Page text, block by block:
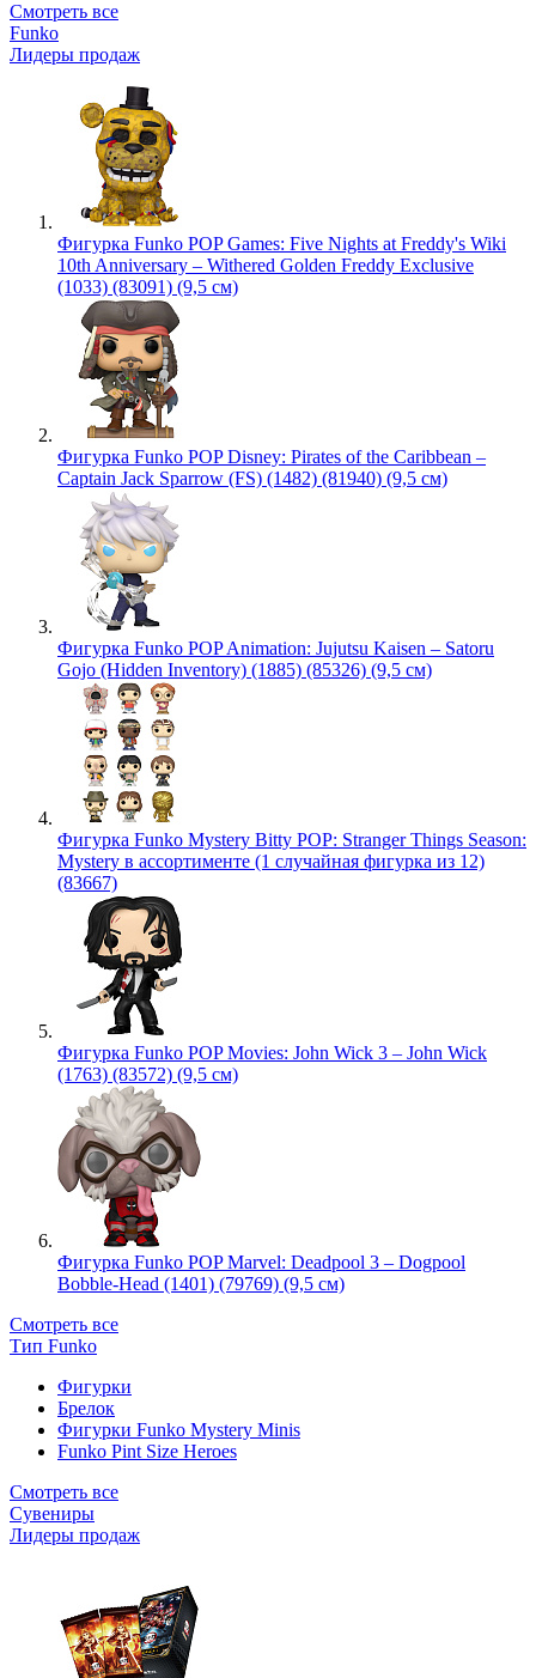
Смотреть все
Funko
Лидеры продаж
Фигурка Funko POP Games: Five Nights at Freddy's Wiki
10th Anniversary – Withered Golden Freddy Exclusive
(1033) (83091) (9,5 см)
Фигурка Funko POP Disney: Pirates of the Caribbean –
Captain Jack Sparrow (FS) (1482) (81940) (9,5 см)
Фигурка Funko POP Animation: Jujutsu Kaisen – Satoru
Gojo (Hidden Inventory) (1885) (85326) (9,5 см)
Фигурка Funko Mystery Bitty POP: Stranger Things Season:
Mystery в ассортименте (1 случайная фигурка из 12)
(83667)
Фигурка Funko POP Movies: John Wick 3 – John Wick
(1763) (83572) (9,5 см)
Фигурка Funko POP Marvel: Deadpool 3 – Dogpool
Bobble-Head (1401) (79769) (9,5 см)
Смотреть все
Тип Funko
Фигурки
Брелок
Фигурки Funko Mystery Minis
Funko Pint Size Heroes
Смотреть все
Сувениры
Лидеры продаж